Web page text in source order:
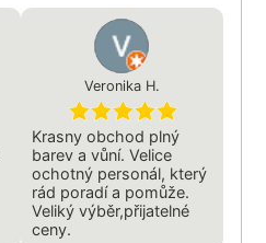
Veronika H.
Krasny obchod plný
barev a vůní. Velice
ochotný personál, který
rád poradí a pomůže.
Veliký výběr,přijatelné
ceny.